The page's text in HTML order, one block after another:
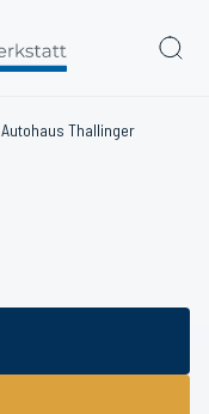
Autohaus Thallinger